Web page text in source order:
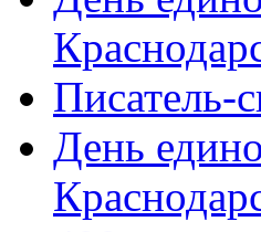
Писатель-
День